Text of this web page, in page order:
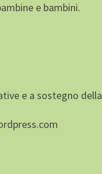
e bambini.
e a sostegno